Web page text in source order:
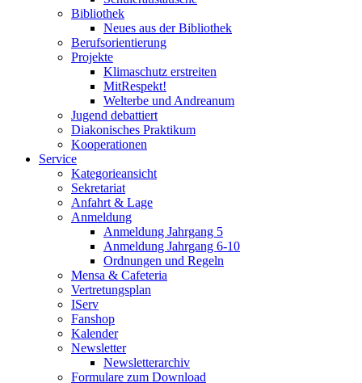
Bibliothek
Neues aus der Bibliothek
Berufsorientierung
Projekte
Klimaschutz erstreiten
MitRespekt!
Welterbe und Andreanum
Jugend debattiert
Diakonisches Praktikum
Kooperationen
Service
Kategorieansicht
Sekretariat
Anfahrt & Lage
Anmeldung
Anmeldung Jahrgang 5
Anmeldung Jahrgang 6-10
Ordnungen und Regeln
Mensa & Cafeteria
Vertretungsplan
IServ
Fanshop
Kalender
Newsletter
Newsletterarchiv
Formulare zum Download